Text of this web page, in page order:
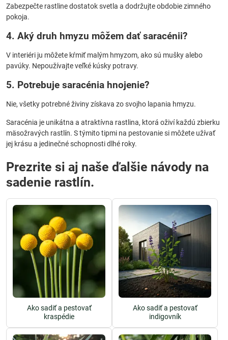
Zabezpečte rastline dostatok svetla a dodržujte obdobie zimného
pokoja.
4. Aký druh hmyzu môžem dať saracénii?
V interiéri ju môžete kŕmiť malým hmyzom, ako sú mušky alebo
pavúky. Nepoužívajte veľké kúsky potravy.
5. Potrebuje saracénia hnojenie?
Nie, všetky potrebné živiny získava zo svojho lapania hmyzu.
Saracénia je unikátna a atraktívna rastlina, ktorá oživí každú zbierku
mäsožravých rastlín. S týmito tipmi na pestovanie si môžete užívať
jej krásu a jedinečné schopnosti dlhé roky.
Prezrite si aj naše ďalšie návody na
sadenie rastlín.
Ako sadiť a pestovať
kraspédie
Ako sadiť a pestovať
indigovník